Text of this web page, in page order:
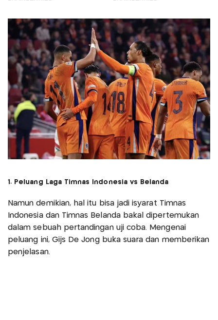
1. Peluang Laga Timnas Indonesia vs Belanda
Namun demikian, hal itu bisa jadi isyarat Timnas
Indonesia dan Timnas Belanda bakal dipertemukan
dalam sebuah pertandingan uji coba. Mengenai
peluang ini, Gijs De Jong buka suara dan memberikan
penjelasan.